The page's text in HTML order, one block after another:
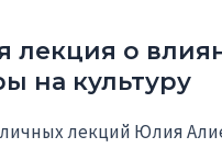
лекция о
на культуру
лекций Юлия